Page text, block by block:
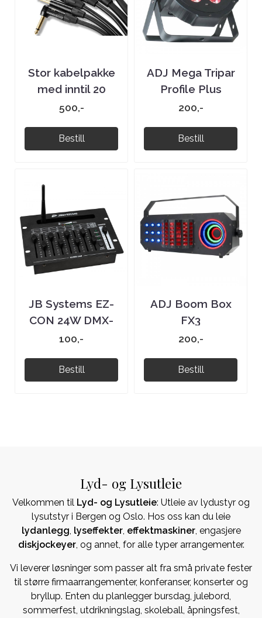
Stor kabelpakke
med inntil 20
kabler
500,-
Bestill
ADJ Mega Tripar
Profile Plus
200,-
Bestill
JB Systems EZ-
CON 24W DMX-
kontroller
100,-
Bestill
ADJ Boom Box
FX3
200,-
Bestill
Lyd- og Lysutleie
Velkommen til Lyd- og Lysutleie: Utleie av lydustyr og
lysutstyr i Bergen og Oslo. Hos oss kan du leie
lydanlegg, lyseffekter, effektmaskiner, engasjere
diskjockeyer, og annet, for alle typer arrangementer.
Vi leverer løsninger som passer alt fra små private fester
til større firmaarrangementer, konferanser, konserter og
bryllup. Enten du planlegger bursdag, julebord,
sommerfest, utdrikningslag, skoleball, åpningsfest,